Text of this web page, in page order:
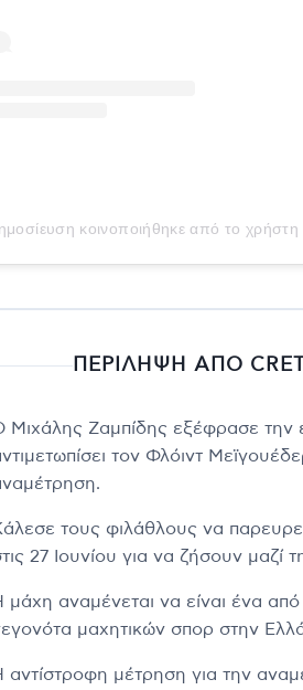
κοινοποιήθηκε από το
ΠΕΡΙΛΗΨΗ ΑΠΟ
Μιχάλης Ζαμπίδης εξέφρασε την
τον Φλόιντ
τους φιλάθλους να
27 Ιουνίου για να ζήσουν μαζί
μάχη αναμένεται να είναι ένα από
μαχητικών σπορ στην
αντίστροφη μέτρηση για την